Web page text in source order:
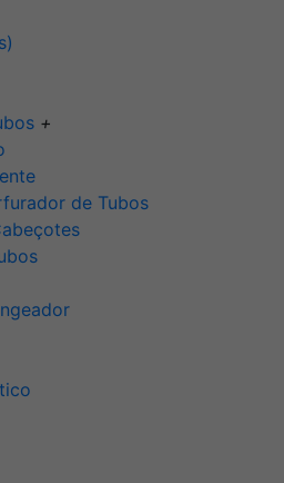
+
de Tubos